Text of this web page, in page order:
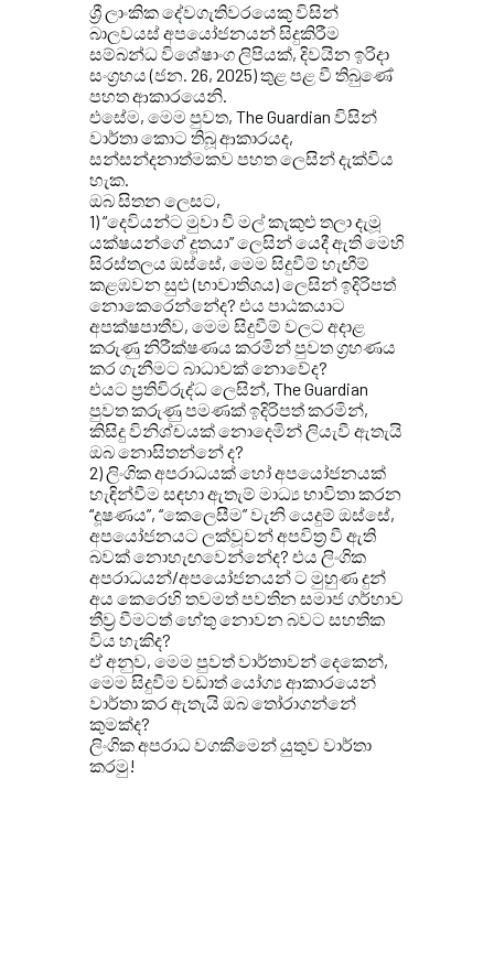
ශ්රී ලාංකික දේවගැතිවරයෙකු විසින්
බාලවයස් අපයෝජනයන් සිදුකිරීම
සම්බන්ධ විශේෂාංග ලිපියක්, දිවයින ඉරිදා
සංග්රහය (ජන. 26, 2025) තුළ පළ වී තිබුණේ
පහත ආකාරයෙනි.
එසේම, මෙම පුවත, The Guardian විසින්
වාර්තා කොට තිබූ ආකාරයද,
සන්සන්දනාත්මකව පහත ලෙසින් දැක්විය
හැක.
ඔබ සිතන ලෙසට,
1)“දෙවියන්ට මුවා වී මල් කැකුළු තලා දැමූ
යක්ෂයන්ගේ දූතයා” ලෙසින් යෙදී ඇති මෙහි
සිරස්තලය ඔස්සේ, මෙම සිදුවීම් හැඟීම්
කළඹවන සුළු (භාවාතිශය) ලෙසින් ඉදිරිපත්
නොකෙරෙන්නේද? එය පාඨකයාට
අපක්ෂපාතීව, මෙම සිදුවීම් වලට අදාළ
කරුණු නිරීක්ෂණය කරමින් පුවත ග්රහණය
කර ගැනීමට බාධාවක් නොවේද?
එයට ප්රතිවිරුද්ධ ලෙසින්, The Guardian
පුවත කරුණු පමණක් ඉදිරිපත් කරමින්,
කිසිදු විනිශ්චයක් නොදෙමින් ලියැවී ඇතැයි
ඔබ නොසිතන්නේ ද?
2) ලිංගික අපරාධයක් හෝ අපයෝජනයක්
හැඳින්වීම සඳහා ඇතැම් මාධ්ය භාවිතා කරන
“දූෂණය”, “කෙලෙසීම” වැනි යෙදුම් ඔස්සේ,
අපයෝජනයට ලක්වූවන් අපවිත්ර වී ඇති
බවක් නොහැඟවෙන්නේද? එය ලිංගික
අපරාධයන්/අපයෝජනයන් ට මුහුණ දුන්
අය කෙරෙහි තවමත් පවතින සමාජ ගර්හාව
තීව්ර වීමටත් හේතු නොවන බවට සහතික
විය හැකිද?
ඒ අනුව, මෙම පුවත් වාර්තාවන් දෙකෙන්,
මෙම සිදුවීම වඩාත් යෝග්ය ආකාරයෙන්
වාර්තා කර ඇතැයි ඔබ තෝරාගන්නේ
කුමක්ද?
ලිංගික අපරාධ වගකීමෙන් යුතුව වාර්තා
කරමු!